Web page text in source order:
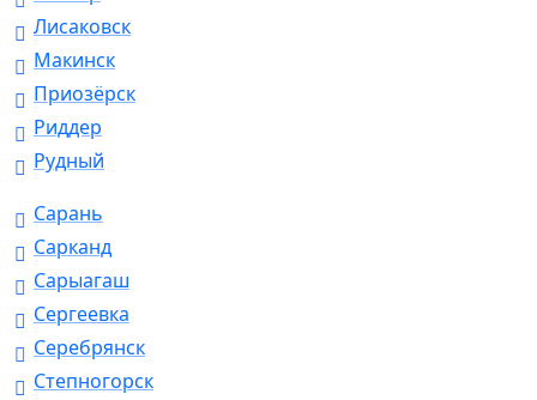
Лисаковск
Макинск
Приозёрск
Риддер
Рудный
Сарань
Сарканд
Сарыагаш
Сергеевка
Серебрянск
Степногорск